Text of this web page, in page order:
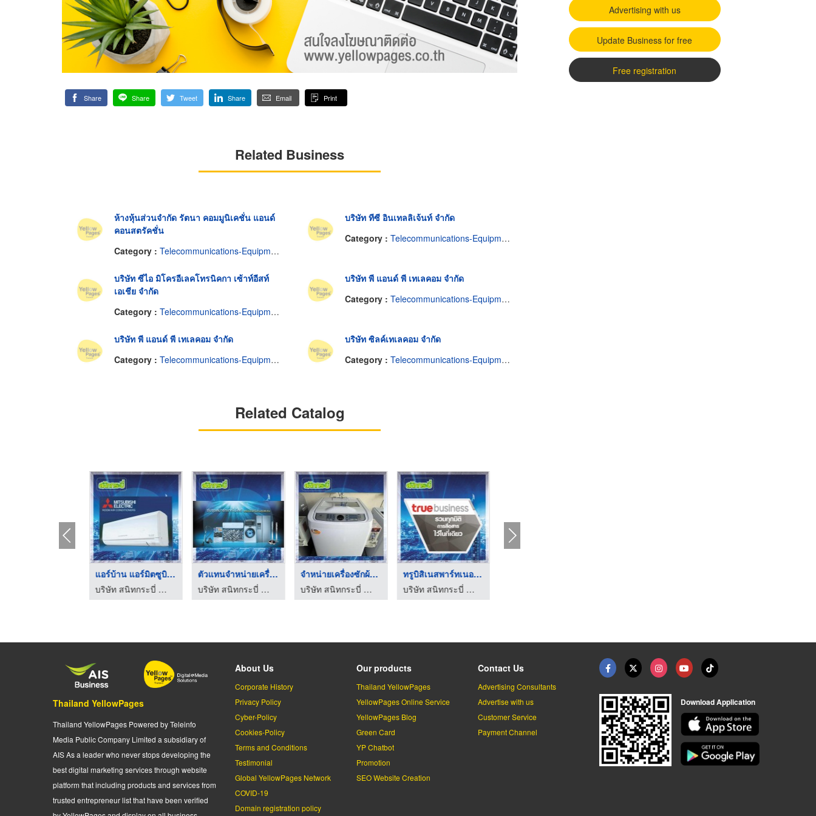
Share Share Tweet Share Email Print
Related Business
ห้างหุ้นส่วนจำกัด รัตนา คอมมูนิเคชั่น แอนด์
คอนสตรัคชั่น
Category : Telecommunications-Equipment & Supplies
บริษัท ทีซี อินเทลลิเจ้นท์ จำกัด
Category : Telecommunications-Equipment & Supplies
บริษัท ซีไอ มิโครอีเลคโทรนิคกา เซ้าท์อีสท์
เอเชีย จำกัด
Category : Telecommunications-Equipment & Supplies
บริษัท พี แอนด์ พี เทเลคอม จำกัด
Category : Telecommunications-Equipment & Supplies
บริษัท พี แอนด์ พี เทเลคอม จำกัด
Category : Telecommunications-Equipment & Supplies
บริษัท ซิลค์เทเลคอม จำกัด
Category : Telecommunications-Equipment & Supplies
Related Catalog
แอร์บ้าน แอร์มิตซูบิ ...
บริษัท สนิทกระบี่ จำกัด
ตัวแทนจำหน่ายเครื่อง ...
บริษัท สนิทกระบี่ จำกัด
จำหน่ายเครื่องซักผ้า ...
บริษัท สนิทกระบี่ จำกัด
ทรูบิสิเนสพาร์ทเนอร์ ...
บริษัท สนิทกระบี่ จำกัด
Advertising with us
Update Business for free
Free registration
Thailand YellowPages
Thailand YellowPages Powered by Teleinfo
Media Public Company Limited a subsidiary of
AIS As a leader who never stops developing the
best digital marketing services through website
platform that including products and services from
trusted entrepreneur list that have been verified
About Us
Corporate History
Privacy Policy
Cyber-Policy
Cookies-Policy
Terms and Conditions
Testimonial
Global YellowPages Network
COVID-19
Domain registration policy
Our products
Thailand YellowPages
YellowPages Online Service
YellowPages Blog
Green Card
YP Chatbot
Promotion
SEO Website Creation
Contact Us
Advertising Consultants
Advertise with us
Customer Service
Payment Channel
Download Application